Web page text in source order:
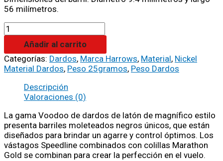
56 milímetros.
Añadir al carrito
Categorías: Dardos, Marca Harrows, Material, Nickel
Material Dardos, Peso 25gramos, Peso Dardos
Descripción
Valoraciones (0)
La gama Voodoo de dardos de latón de magnífico estilo
presenta barriles moleteados negros únicos, que están
diseñados para brindar un agarre y control óptimos. Los
vástagos Speedline combinados con colillas Marathon
Gold se combinan para crear la perfección en el vuelo.